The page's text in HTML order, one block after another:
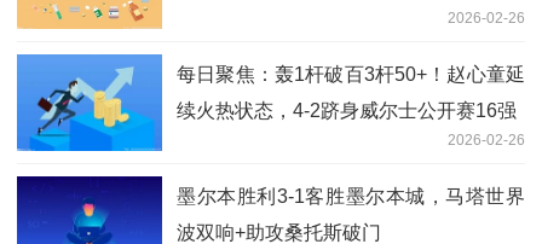
2026-02-26
每日聚焦：轰1杆破百3杆50+！赵心童延
续火热状态，4-2跻身威尔士公开赛16强
2026-02-26
墨尔本胜利3-1客胜墨尔本城，马塔世界
波双响+助攻桑托斯破门